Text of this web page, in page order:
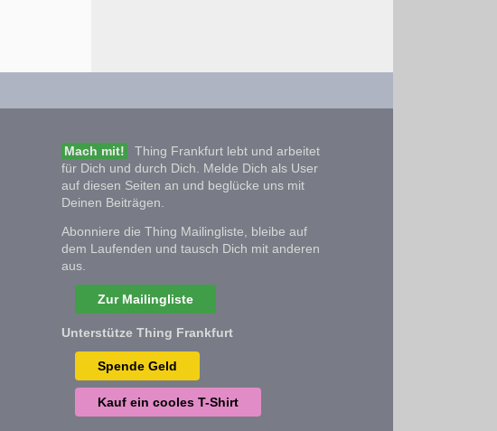
Mach mit!
Thing Frankfurt lebt und arbeitet
für Dich und durch Dich. Melde Dich als User
auf diesen Seiten an und beglücke uns mit
Deinen Beiträgen.
Abonniere die Thing Mailingliste, bleibe auf
dem Laufenden und tausch Dich mit anderen
aus.
Zur Mailingliste
Unterstütze Thing Frankfurt
Spende Geld
Kauf ein cooles T-Shirt